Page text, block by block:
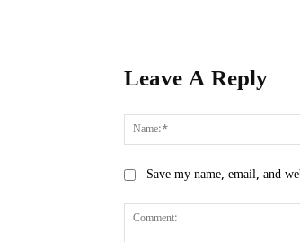
Leave A Reply
Save my name, email, and